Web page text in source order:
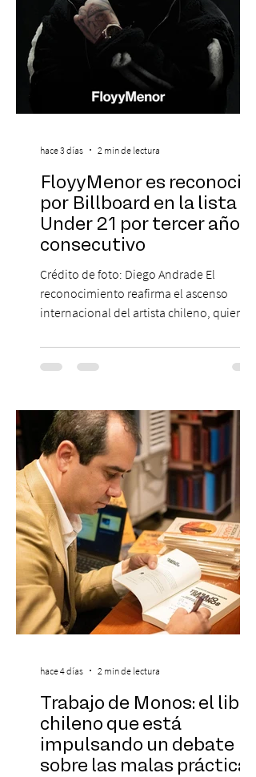
FloyyMenor es reconocido
por Billboard en la lista 21
Under 21 por tercer año
consecutivo
Crédito de foto: Diego Andrade El
reconocimiento reafirma el ascenso
internacional del artista chileno, quien
en la escena global. MIAMI, FL (3 de agosto
de 2026) — FloyyMenor ha sido
Under 21 por tercer año consecutivo,
formando parte una vez más de la
selección anual de la publicación que
destaca a los artistas menores de 21 años
más influyentes de la industria musical.
Este reconocimiento reaf
hace 3 días 2 min de lectura
Trabajo de Monos: el libro
chileno que está
impulsando un debate
sobre las malas prácticas
hace 4 días 2 min de lectura